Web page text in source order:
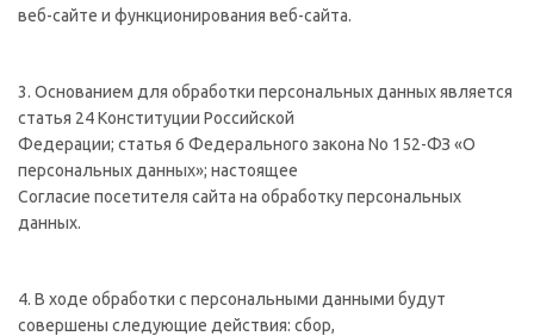
веб-сайте и функционирования веб-сайта.
3. Основанием для обработки персональных данных является
статья 24 Конституции Российской
Федерации; статья 6 Федерального закона No 152-ФЗ «О
персональных данных»; настоящее
Согласие посетителя сайта на обработку персональных
данных.
4. В ходе обработки с персональными данными будут
совершены следующие действия: сбор,